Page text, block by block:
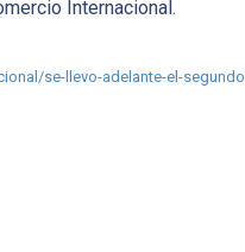
Internacional.
se-llevo-adelante-el-segundo